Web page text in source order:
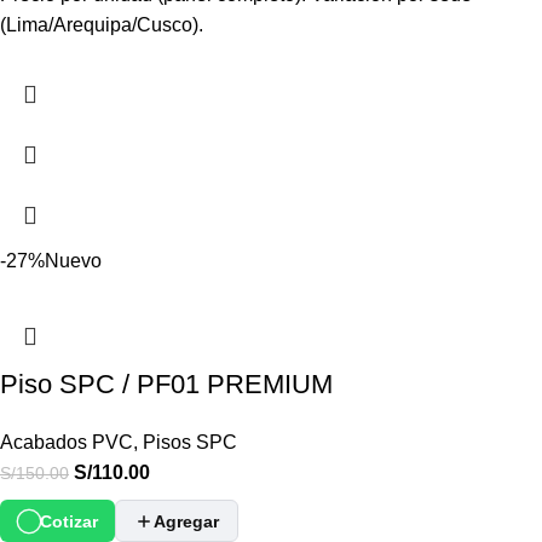
(Lima/Arequipa/Cusco).
-27%Nuevo
Piso SPC / PF01 PREMIUM
Acabados PVC, Pisos SPC
S/150.00 S/110.00
Cotizar Agregar